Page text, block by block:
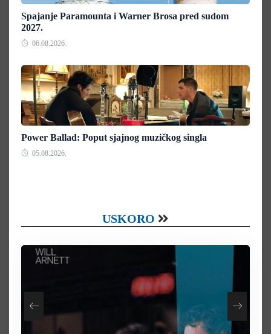
Spajanje Paramounta i Warner Brosa pred sudom
2027.
06.08.2026.
Power Ballad: Poput sjajnog muzičkog singla
05.08.2026.
USKORO